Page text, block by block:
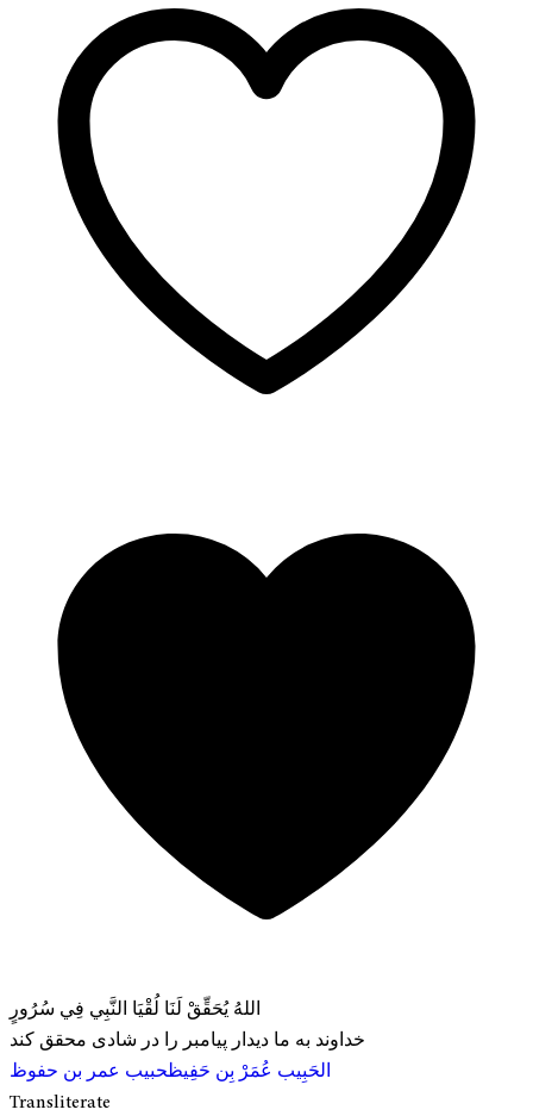
اللهُ يُحَقِّقْ لَنَا لُقْيَا النَّبِي فِي سُرُورٍ
خداوند به ما دیدار پیامبر را در شادی محقق کند
الحَبِيب عُمَرْ بِن حَفِيظحبیب عمر بن حفوظ
Transliterate